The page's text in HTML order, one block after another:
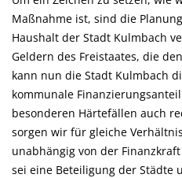
Maßnahme ist, sind die
Haushalt der Stadt Kulmbach
Geldern des Freistaates, die
kann nun die Stadt Kulmbach
kommunale
besonderen Härtefällen auch
sorgen wir für gleiche
unabhängig von der
sei eine Beteiligung der Städte